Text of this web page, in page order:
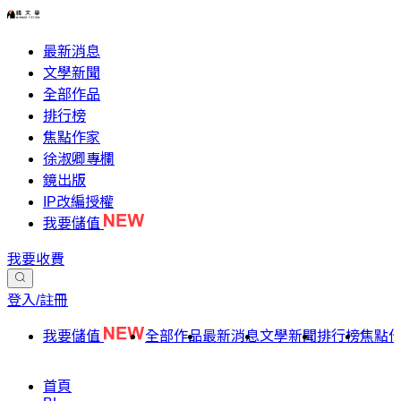
最新消息
文學新聞
全部作品
排行榜
焦點作家
徐淑卿專欄
鏡出版
IP改編授權
我要儲值
我要收費
登入/註冊
我要儲值 全部作品最新消息文學新聞排行榜焦點
首頁